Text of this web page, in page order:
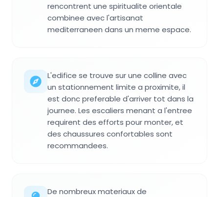
rencontrent une spiritualite orientale
combinee avec l'artisanat
mediterraneen dans un meme espace.
L'edifice se trouve sur une colline avec
un stationnement limite a proximite, il
est donc preferable d'arriver tot dans la
journee. Les escaliers menant a l'entree
requirent des efforts pour monter, et
des chaussures confortables sont
recommandees.
De nombreux materiaux de